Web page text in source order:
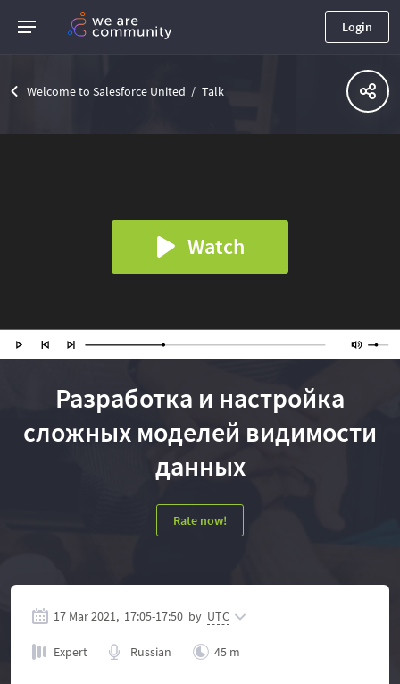
Login
Welcome to Salesforce United Talk
Watch
Разработка и настройка
сложных моделей видимости
данных
Rate now!
17 Mar 2021, 17:05-17:50 by UTC
Expert Russian 45 m